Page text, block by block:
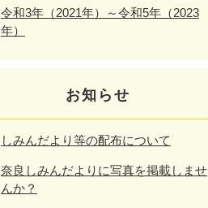
令和3年（2021年）～令和5年（2023
年）
お知らせ
しみんだより等の配布について
奈良しみんだよりに写真を掲載しませ
んか？